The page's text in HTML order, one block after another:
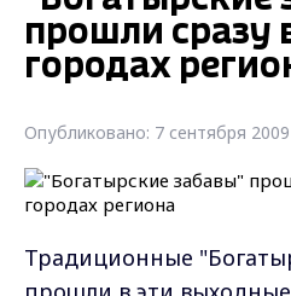
прошли сразу
городах
Опубликовано: 7 сентября
Традиционные